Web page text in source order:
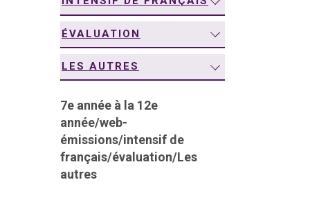
ÉVALUATION
LES AUTRES
7e année à la 12e
année/web-
émissions/intensif de
français/évaluation/Les
autres